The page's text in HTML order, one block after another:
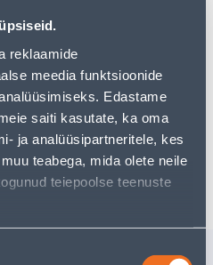
reklaamide
meedia funktsioonide
Edastame
saiti kasutate, ka oma
ja analüüsipartneritele, kes
teabega, mida olete neile
teiepoolse teenuste
30 x 30 cm.
eksklusiivseid lahendusi.